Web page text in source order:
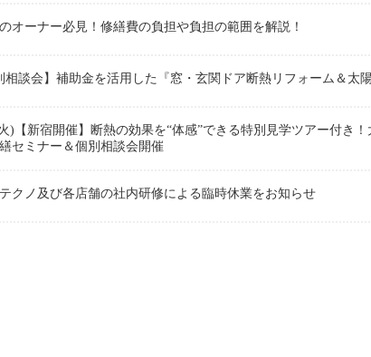
オーナー必見！修繕費の負担や負担の範囲を解説！
相談会】補助金を活用した『窓・玄関ドア断熱リフォーム＆太
)【新宿開催】断熱の効果を“体感”できる特別見学ツアー付き
セミナー＆個別相談会開催
クノ及び各店舗の社内研修による臨時休業をお知らせ